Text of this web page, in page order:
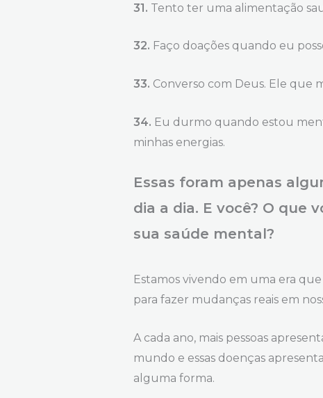
31. Tento ter uma alimentação
32. Faço doações quando eu
33. Converso com Deus. Ele que
34. Eu durmo quando estou
minhas energias.
Essas foram apenas
dia a dia. E você? O que
sua saúde mental?
Estamos vivendo em uma era
para fazer mudanças reais em
A cada ano, mais pessoas
mundo e essas doenças
alguma forma.